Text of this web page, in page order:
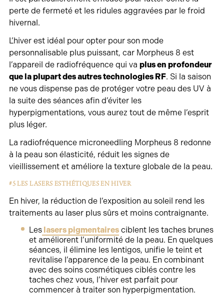
perte de fermeté et les ridules aggravées par le froid
hivernal.
L’hiver est idéal pour opter pour son mode
personnalisable plus puissant, car Morpheus 8 est
l’appareil de radiofréquence qui va plus en profondeur
que la plupart des autres technologies RF. Si la saison
ne vous dispense pas de protéger votre peau des UV à
la suite des séances afin d’éviter les
hyperpigmentations, vous aurez tout de même l’esprit
plus léger.
La radiofréquence microneedling Morpheus 8 redonne
à la peau son élasticité, réduit les signes de
vieillissement et améliore la texture globale de la peau.
#5 LES LASERS ESTHÉTIQUES EN HIVER
En hiver, la réduction de l’exposition au soleil rend les
traitements au laser plus sûrs et moins contraignante.
Leslasers pigmentairesciblent les taches brunes
et améliorent l’uniformité de la peau. En quelques
séances, il élimine les lentigos, unifie le teint et
revitalise l’apparence de la peau. En combinant
avec des soins cosmétiques ciblés contre les
taches chez vous, l’hiver est parfait pour
commencer à traiter son hyperpigmentation.